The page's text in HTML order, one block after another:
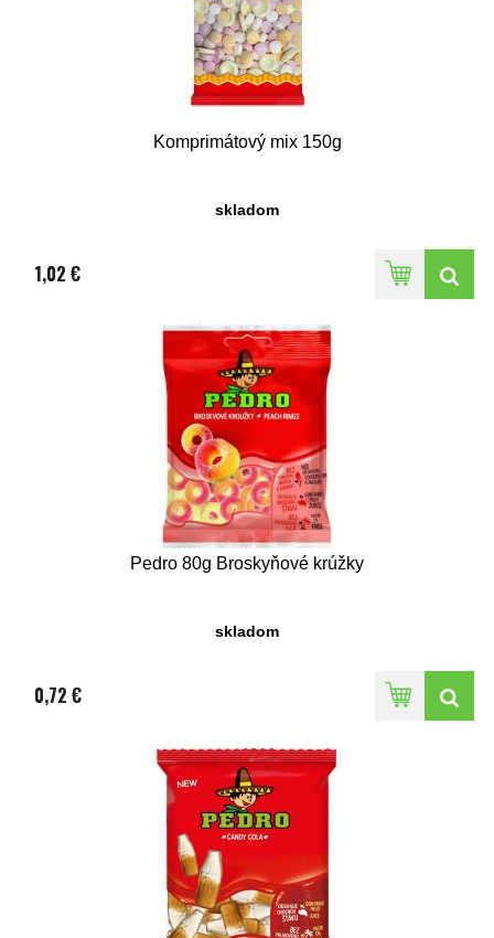
Komprimátový mix 150g
skladom
1,02 €
Pedro 80g Broskyňové krúžky
skladom
0,72 €